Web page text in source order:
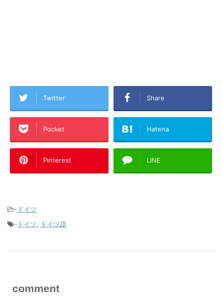
Twitter Share
Pocket Hatena
Pinterest LINE
- ドイツ
- ドイツ, ドイツ語
comment